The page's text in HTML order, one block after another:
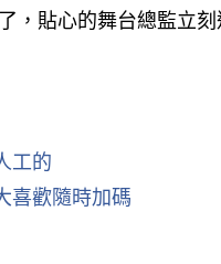
，貼心的舞台總監立
工的
喜歡隨時加碼